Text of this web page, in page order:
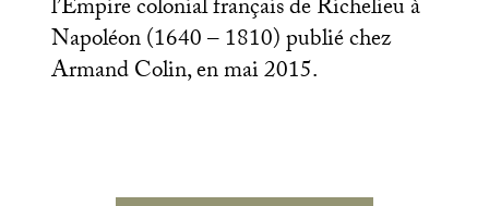
l’Empire colonial français de Richelieu à
Napoléon (1640 – 1810) publié chez
Armand Colin, en mai 2015.